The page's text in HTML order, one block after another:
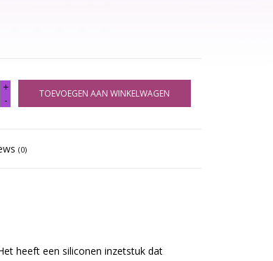
+
-
TOEVOEGEN AAN WINKELWAGEN
(0)
heeft een siliconen inzetstuk dat